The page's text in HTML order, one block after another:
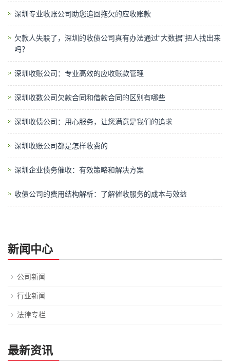
深圳专业收账公司助您追回拖欠的应收账款
欠款人失联了，深圳的收债公司真有办法通过“大数据”把人找出来
吗？
深圳收账公司：专业高效的应收账款管理
深圳收数公司欠款合同和借款合同的区别有哪些
深圳收债公司：用心服务，让您满意是我们的追求
深圳收账公司都是怎样收费的
深圳企业债务催收：有效策略和解决方案
收债公司的费用结构解析：了解催收服务的成本与效益
新闻中心
公司新闻
行业新闻
法律专栏
最新资讯